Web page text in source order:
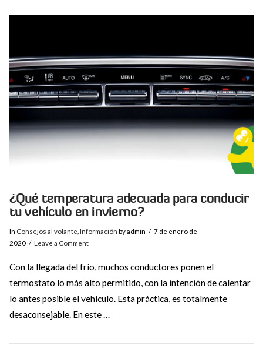
VIEW POST
¿Qué temperatura adecuada para conducir
tu vehículo en invierno?
In Consejos al volante Información by admin
7 de enero de
2020
Leave a Comment
Con la llegada del frío, muchos conductores ponen el
termostato lo más alto permitido, con la intención de calentar
lo antes posible el vehículo. Esta práctica, es totalmente
desaconsejable. En este …